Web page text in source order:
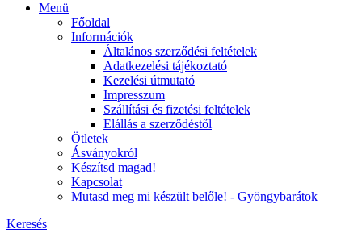
Menü
Főoldal
Információk
Általános szerződési feltételek
Adatkezelési tájékoztató
Kezelési útmutató
Impresszum
Szállítási és fizetési feltételek
Elállás a szerződéstől
Ötletek
Ásványokról
Készítsd magad!
Kapcsolat
Mutasd meg mi készült belőle! - Gyöngybarátok
Keresés